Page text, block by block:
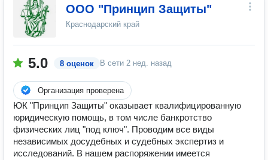
ООО "Принцип Защиты"
Краснодарский край
5.0 8 оценок В сети 2 нед. назад
Организация проверена
ЮК "Принцип Защиты" оказывает квалифицированную
юридическую помощь, в том числе банкротство
физических лиц "под ключ". Проводим все виды
независимых досудебных и судебных экспертиз и
исследований. В нашем распоряжении имеется